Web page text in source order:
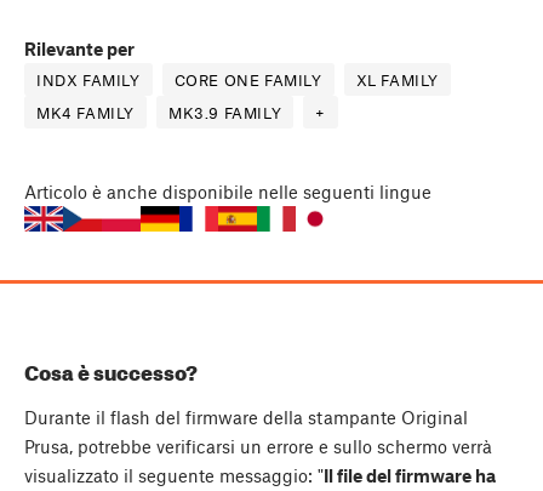
Rilevante per
INDX FAMILY CORE ONE FAMILY
XL FAMILY
MK4 FAMILY
MK3.9 FAMILY +
Articolo è anche disponibile nelle seguenti lingue
Cosa è successo?
Durante il flash del firmware della stampante Original
Prusa, potrebbe verificarsi un errore e sullo schermo verrà
visualizzato il seguente messaggio: "Il file del firmware ha